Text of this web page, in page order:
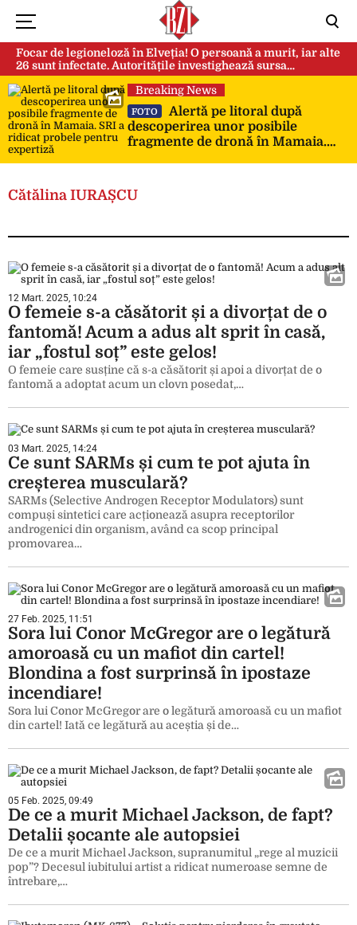
Focar de legioneloză în Elveția! O persoană a murit, iar alte
26 sunt infectate. Autoritățile investighează sursa
contaminării
Breaking News
FOTO
Alertă pe litoral după
descoperirea unor posibile
fragmente de dronă în Mamaia.
Cătălina IURAȘCU
12 Mart. 2025, 10:24
O femeie s-a căsătorit și a divorțat de o
fantomă! Acum a adus alt sprit în casă,
iar „fostul soț” este gelos!
O femeie care susține că s-a căsătorit și apoi a divorțat de o
fantomă a adoptat acum un clovn posedat,…
03 Mart. 2025, 14:24
Ce sunt SARMs și cum te pot ajuta în
creșterea musculară?
SARMs (Selective Androgen Receptor Modulators) sunt
compuși sintetici care acționează asupra receptorilor
androgenici din organism, având ca scop principal
promovarea…
27 Feb. 2025, 11:51
Sora lui Conor McGregor are o legătură
amoroasă cu un mafiot din cartel!
Blondina a fost surprinsă în ipostaze
incendiare!
Sora lui Conor McGregor are o legătură amoroasă cu un mafiot
din cartel! Iată ce legătură au aceștia și de…
05 Feb. 2025, 09:49
De ce a murit Michael Jackson, de fapt?
Detalii șocante ale autopsiei
De ce a murit Michael Jackson, supranumitul „rege al muzicii
pop”? Decesul iubitului artist a ridicat numeroase semne de
întrebare,…